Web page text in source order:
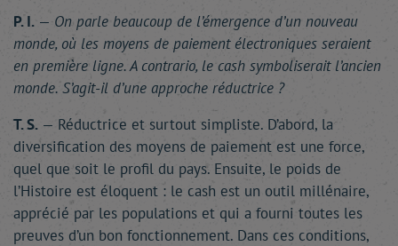
P. I. — On parle beaucoup de l’émergence d’un nouveau
monde, où les moyens de paiement électroniques seraient
en première ligne. A contrario, le cash symboliserait l’ancien
monde. S’agit-il d’une approche réductrice ?
T. S. — Réductrice et surtout simpliste. D’abord, la
diversification des moyens de paiement est une force,
quel que soit le profil du pays. Ensuite, le poids de
l’Histoire est éloquent : le cash est un outil millénaire,
apprécié par les populations et qui a fourni toutes les
preuves d’un bon fonctionnement. Dans ces conditions,